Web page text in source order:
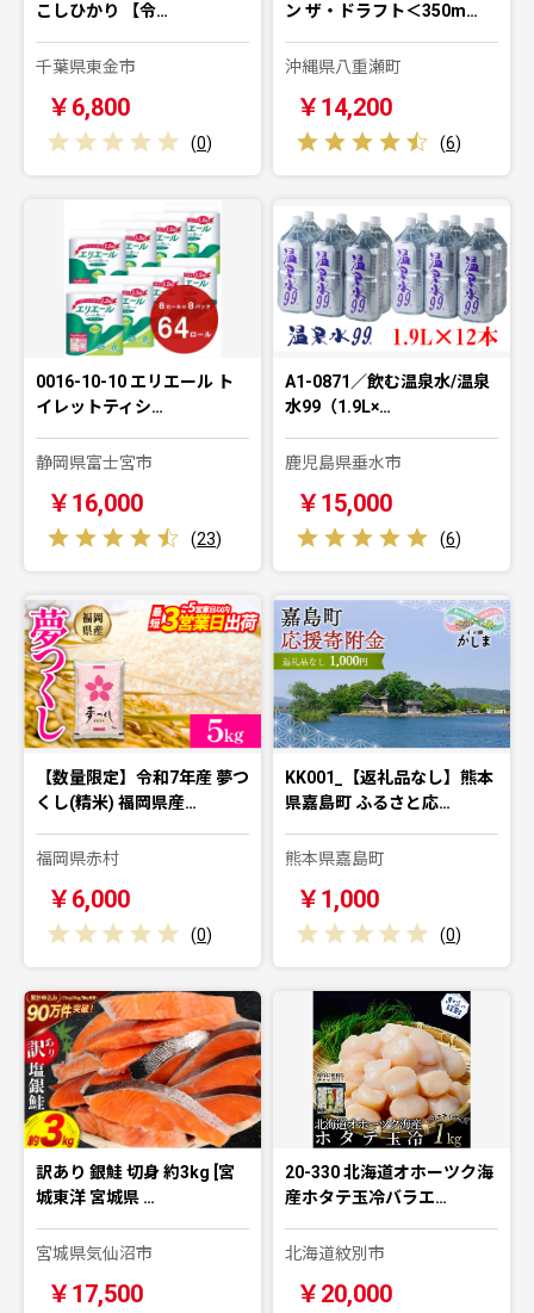
こしひかり 【令…
千葉県東金市
￥6,800
(0)
ン ザ・ドラフト＜350m…
沖縄県八重瀬町
￥14,200
(6)
0016-10-10 エリエール ト
イレットティシ…
静岡県富士宮市
￥16,000
(23)
A1-0871／飲む温泉水/温泉
水99（1.9L×…
鹿児島県垂水市
￥15,000
(6)
【数量限定】令和7年産 夢つ
くし(精米) 福岡県産…
福岡県赤村
￥6,000
(0)
KK001_【返礼品なし】熊本
県嘉島町 ふるさと応…
熊本県嘉島町
￥1,000
(0)
訳あり 銀鮭 切身 約3kg [宮
城東洋 宮城県 …
宮城県気仙沼市
￥17,500
20-330 北海道オホーツク海
産ホタテ玉冷バラエ…
北海道紋別市
￥20,000